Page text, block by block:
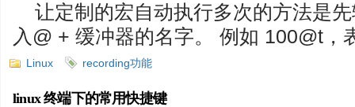
让定制的宏自动执行多次的方法是
入@ + 缓冲器的名字。 例如 100@t，
Linux recording功能
linux 终端下的常用快捷键